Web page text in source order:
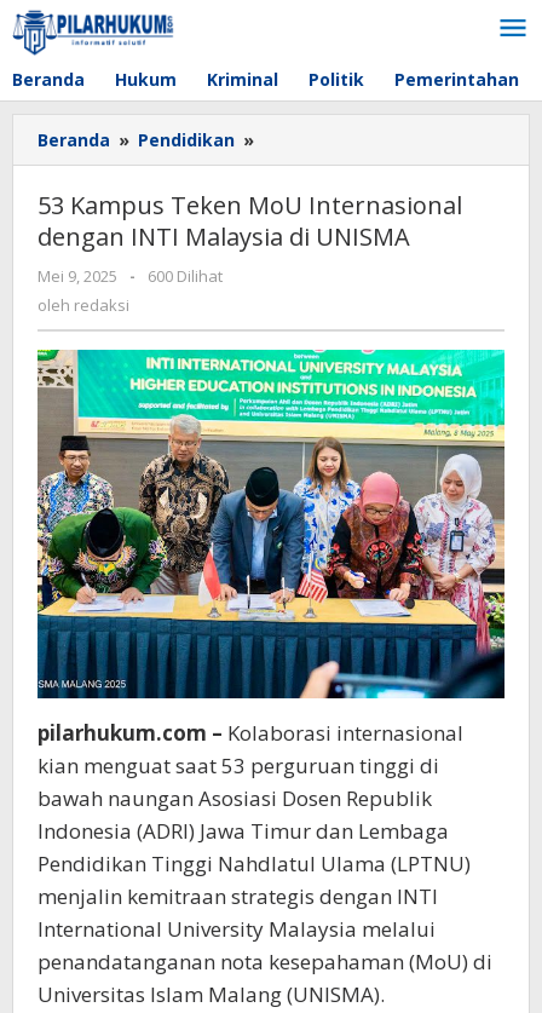
Lewati
ke
konten
Beranda Hukum Kriminal Politik Pemerintahan
Beranda » Pendidikan »
Kampus
MoU
Internasional
UNISMA
53 Kampus Teken MoU Internasional
dengan INTI Malaysia di UNISMA
Mei 9, 2025
oleh
-
600 Dilihat
oleh redaksi
pilarhukum.com – Kolaborasi internasional
kian menguat saat 53 perguruan tinggi di
bawah naungan Asosiasi Dosen Republik
Indonesia (ADRI) Jawa Timur dan Lembaga
Pendidikan Tinggi Nahdlatul Ulama (LPTNU)
menjalin kemitraan strategis dengan INTI
International University Malaysia melalui
penandatanganan nota kesepahaman (MoU) di
Universitas Islam Malang (UNISMA).